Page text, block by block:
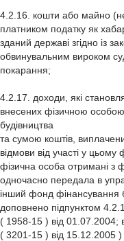
4.2.16. кошти або майно
платником податку як
зданий державі згідно із
обвинувальним вироком
покарання;
4.2.17. доходи, які
внесених фізичною
будівництва
та сумою коштів,
відмови від участі у
фізична особа отримані з
одночасно передала в
інший фонд фінансування
доповнено підпунктом
( 1958-15 ) від 01.07.2004;
( 3201-15 ) від 15.12.2005 )